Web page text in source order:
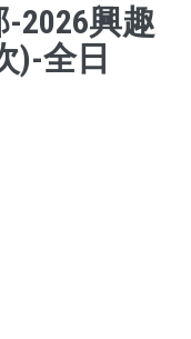
2026興趣
)-全日